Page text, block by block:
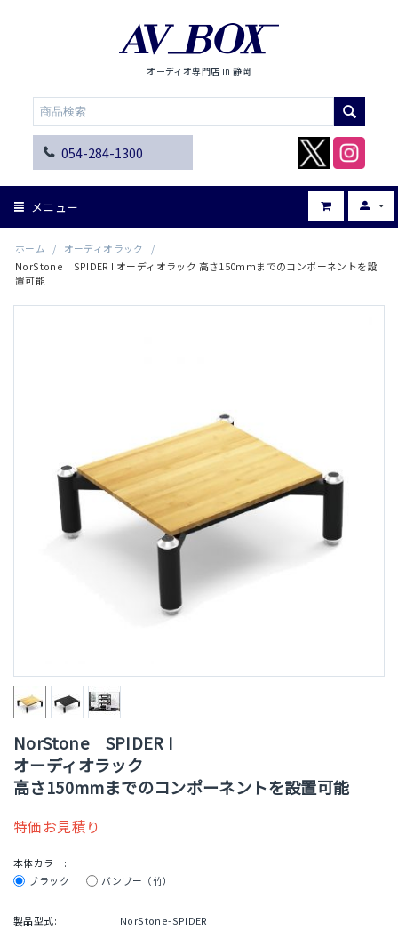
オーディオ専門店 in 静岡
054-284-1300
メニュー
ホーム / オーディオラック
/
NorStone SPIDER I オーディオラック 高さ150mmまでのコンポーネントを設
置可能
NorStone SPIDER I
オーディオラック
高さ150mmまでのコンポーネントを設置可能
特価お見積り
本体カラー:
ブラック
バンブー（竹）
製品型式: NorStone-SPIDER I